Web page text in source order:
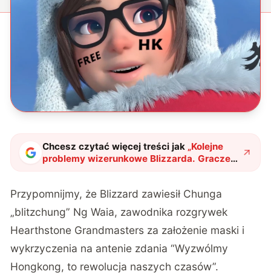
Chcesz czytać więcej treści jak „Kolejne
problemy wizerunkowe Blizzarda. Gracze
usuwają konta"?
Przypomnijmy, że Blizzard zawiesił Chunga
„blitzchung” Ng Waia, zawodnika rozgrywek
Hearthstone Grandmasters za założenie maski i
wykrzyczenia na antenie zdania “Wyzwólmy
Hongkong, to rewolucja naszych czasów”.